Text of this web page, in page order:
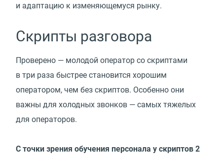
и адаптацию к изменяющемуся рынку.
Скрипты разговора
Проверено — молодой оператор со скриптами
в три раза быстрее становится хорошим
оператором, чем без скриптов. Особенно они
важны для холодных звонков — самых тяжелых
для операторов.
С точки зрения обучения персонала у скриптов 2